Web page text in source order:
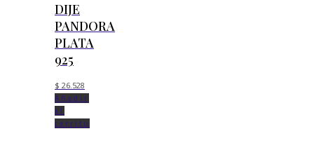
DIJE
PANDORA
PLATA
925
$ 26.528
Añadir
al
carrito